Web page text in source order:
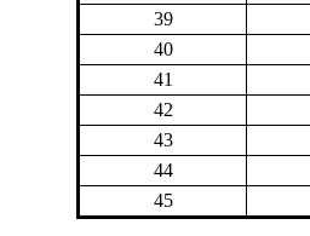
39
40
41
42
43
44
45